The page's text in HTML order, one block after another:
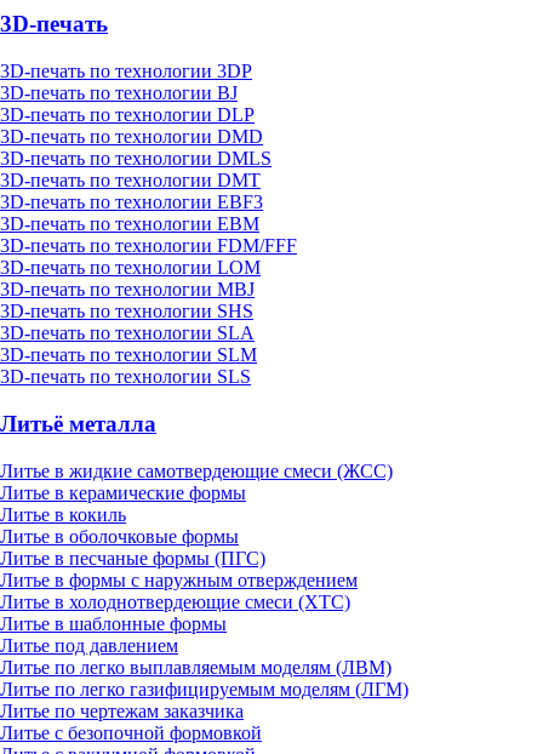
3D-печать
3D-печать по технологии 3DP
3D-печать по технологии BJ
3D-печать по технологии DLP
3D-печать по технологии DMD
3D-печать по технологии DMLS
3D-печать по технологии DMT
3D-печать по технологии EBF3
3D-печать по технологии EBM
3D-печать по технологии FDM/FFF
3D-печать по технологии LOM
3D-печать по технологии MBJ
3D-печать по технологии SHS
3D-печать по технологии SLA
3D-печать по технологии SLM
3D-печать по технологии SLS
Литьё металла
Литье в жидкие самотвердеющие смеси (ЖСС)
Литье в керамические формы
Литье в кокиль
Литье в оболочковые формы
Литье в песчаные формы (ПГС)
Литье в формы с наружным отверждением
Литье в холоднотвердеющие смеси (ХТС)
Литье в шаблонные формы
Литье под давлением
Литье по легко выплавляемым моделям (ЛВМ)
Литье по легко газифицируемым моделям (ЛГМ)
Литье по чертежам заказчика
Литье с безопочной формовкой